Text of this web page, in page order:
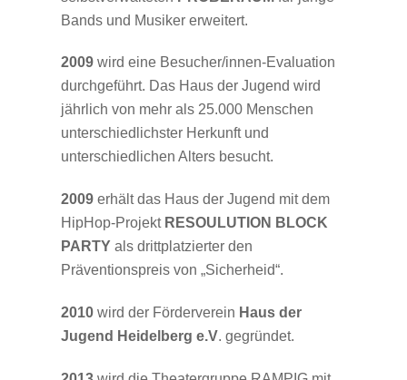
Bands und Musiker erweitert.
2009 wird eine Besucher/innen-Evaluation
durchgeführt. Das Haus der Jugend wird
jährlich von mehr als 25.000 Menschen
unterschiedlichster Herkunft und
unterschiedlichen Alters besucht.
2009 erhält das Haus der Jugend mit dem
HipHop-Projekt RESOULUTION BLOCK
PARTY als drittplatzierter den
Präventionspreis von „Sicherheid“.
2010 wird der Förderverein Haus der
Jugend Heidelberg e.V. gegründet.